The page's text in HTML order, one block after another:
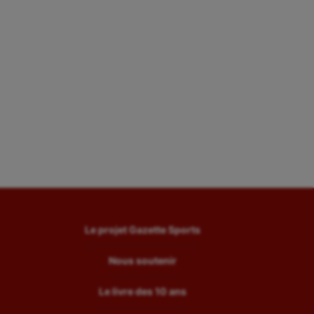
Le projet Gazette Sports
Nous soutenir
Le livre des 10 ans